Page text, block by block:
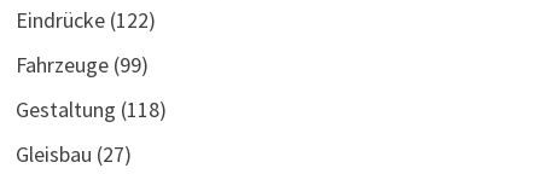
Eindrücke(122)
Fahrzeuge(99)
Gestaltung (118)
Gleisbau (27)